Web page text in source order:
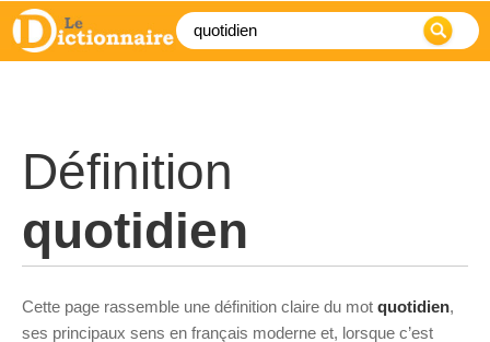
Définition
quotidien
Cette page rassemble une définition claire du mot quotidien,
ses principaux sens en français moderne et, lorsque c’est